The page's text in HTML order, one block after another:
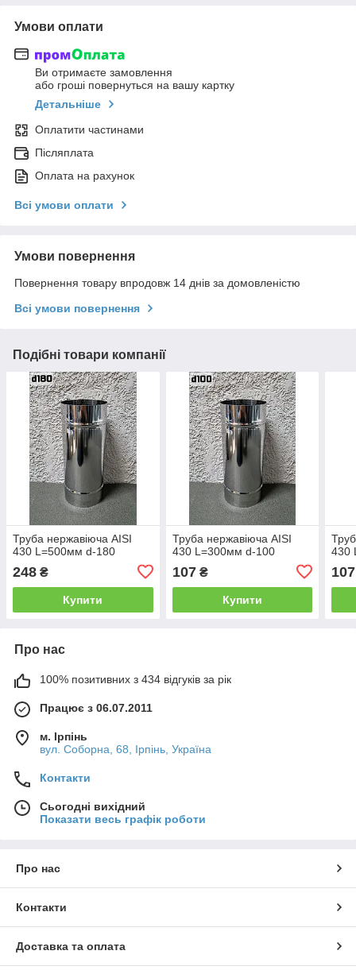
Умови оплати
Ви отримаєте замовлення
або гроші повернуться на вашу картку
Детальніше
Оплатити частинами
Післяплата
Оплата на рахунок
Всі умови оплати
Умови повернення
Повернення товару впродовж 14 днів за домовленістю
Всі умови повернення
Подібні товари компанії
Труба нержавіюча AISI
430 L=500мм d-180
248 ₴
Купити
Труба нержавіюча AISI
430 L=300мм d-100
107₴
Купити
430
107
Про нас
100% позитивних з 434 відгуків за рік
Працює з 06.07.2011
м. Ірпінь
вул. Соборна, 68, Ірпінь, Україна
Контакти
Сьогодні вихідний
Показати весь графік роботи
Про нас
Контакти
Доставка та оплата